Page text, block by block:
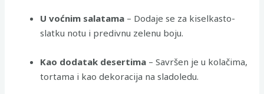
U voćnim salatama – Dodaje se za kiselkasto-
slatku notu i predivnu zelenu boju.
Kao dodatak desertima – Savršen je u kolačima,
tortama i kao dekoracija na sladoledu.